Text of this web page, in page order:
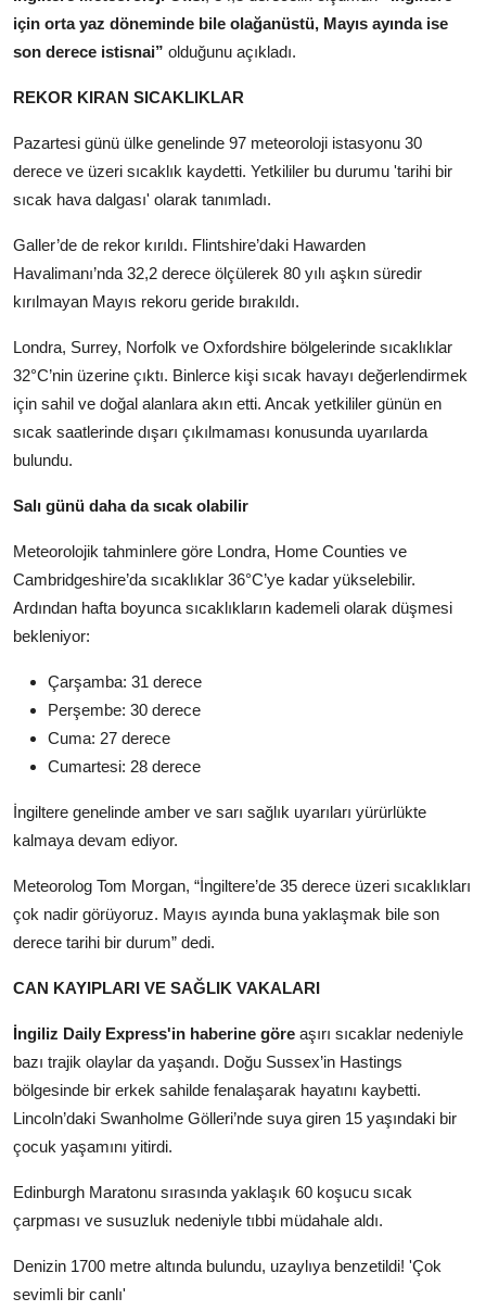
için orta yaz döneminde bile olağanüstü, Mayıs ayında ise
son derece istisnai” olduğunu açıkladı.
REKOR KIRAN SICAKLIKLAR
Pazartesi günü ülke genelinde 97 meteoroloji istasyonu 30
derece ve üzeri sıcaklık kaydetti. Yetkililer bu durumu 'tarihi bir
sıcak hava dalgası' olarak tanımladı.
Galler’de de rekor kırıldı. Flintshire’daki Hawarden
Havalimanı’nda 32,2 derece ölçülerek 80 yılı aşkın süredir
kırılmayan Mayıs rekoru geride bırakıldı.
Londra, Surrey, Norfolk ve Oxfordshire bölgelerinde sıcaklıklar
32°C’nin üzerine çıktı. Binlerce kişi sıcak havayı değerlendirmek
için sahil ve doğal alanlara akın etti. Ancak yetkililer günün en
sıcak saatlerinde dışarı çıkılmaması konusunda uyarılarda
bulundu.
Salı günü daha da sıcak olabilir
Meteorolojik tahminlere göre Londra, Home Counties ve
Cambridgeshire’da sıcaklıklar 36°C’ye kadar yükselebilir.
Ardından hafta boyunca sıcaklıkların kademeli olarak düşmesi
bekleniyor:
Çarşamba: 31 derece
Perşembe: 30 derece
Cuma: 27 derece
Cumartesi: 28 derece
İngiltere genelinde amber ve sarı sağlık uyarıları yürürlükte
kalmaya devam ediyor.
Meteorolog Tom Morgan, “İngiltere’de 35 derece üzeri sıcaklıkları
çok nadir görüyoruz. Mayıs ayında buna yaklaşmak bile son
derece tarihi bir durum” dedi.
CAN KAYIPLARI VE SAĞLIK VAKALARI
İngiliz Daily Express'in haberine göre aşırı sıcaklar nedeniyle
bazı trajik olaylar da yaşandı. Doğu Sussex’in Hastings
bölgesinde bir erkek sahilde fenalaşarak hayatını kaybetti.
Lincoln’daki Swanholme Gölleri’nde suya giren 15 yaşındaki bir
çocuk yaşamını yitirdi.
Edinburgh Maratonu sırasında yaklaşık 60 koşucu sıcak
çarpması ve susuzluk nedeniyle tıbbi müdahale aldı.
Denizin 1700 metre altında bulundu, uzaylıya benzetildi! 'Çok
sevimli bir canlı'